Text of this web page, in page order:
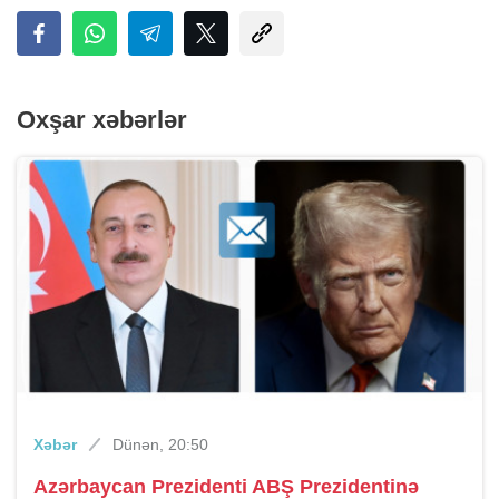
Oxşar xəbərlər
Xəbər Dünən, 20:50
Azərbaycan Prezidenti ABŞ Prezidentinə